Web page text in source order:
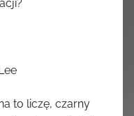
to liczę, czarny